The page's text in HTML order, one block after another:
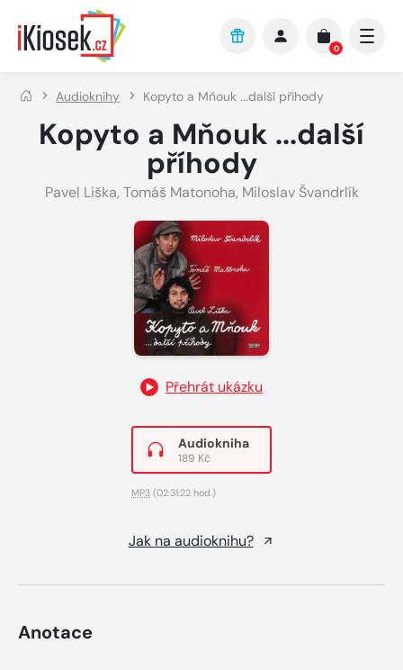
Přejít na hlavní obsah
0
Audioknihy Kopyto a Mňouk ...další příhody
Kopyto a Mňouk ...další
příhody
Pavel Liška, Tomáš Matonoha, Miloslav Švandrlík
Přehrát ukázku
Audiokniha
189 Kč
MP3 (02:31:22 hod.)
Jak na audioknihu?
Anotace